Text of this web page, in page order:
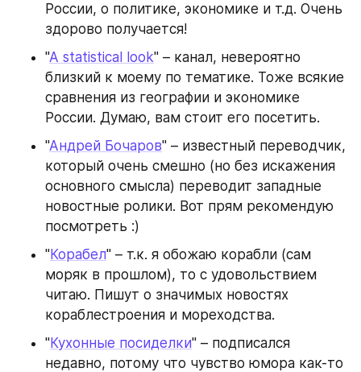
России, о политике, экономике и т.д. Очень
здорово получается!
"A statistical look" – канал, невероятно
близкий к моему по тематике. Тоже всякие
сравнения из географии и экономике
России. Думаю, вам стоит его посетить.
"Андрей Бочаров" – известный переводчик,
который очень смешно (но без искажения
основного смысла) переводит западные
новостные ролики. Вот прям рекомендую
посмотреть :)
"Корабел" – т.к. я обожаю корабли (сам
моряк в прошлом), то с удовольствием
читаю. Пишут о значимых новостях
кораблестроения и мореходства.
"Кухонные посиделки" – подписался
недавно, потому что чувство юмора как-то